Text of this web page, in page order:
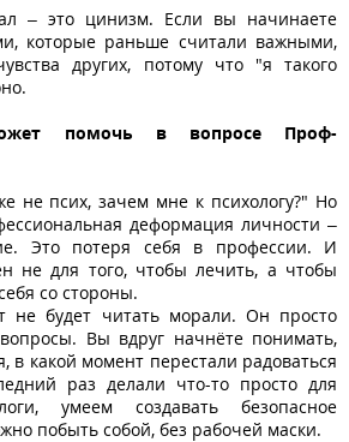
– это цинизм. Если вы начинаете
которые раньше считали важными,
других, потому что "я такого
помочь в вопросе Проф-
не псих, зачем мне к психологу?" Но
деформация личности –
Это потеря себя в профессии. И
не для того, чтобы лечить, а чтобы
со стороны.
не будет читать морали. Он просто
Вы вдруг начнёте понимать,
в какой момент перестали радоваться
раз делали что-то просто для
умеем создавать безопасное
побыть собой, без рабочей маски.